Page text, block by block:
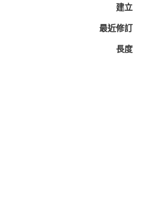
建立
最近修訂
長度